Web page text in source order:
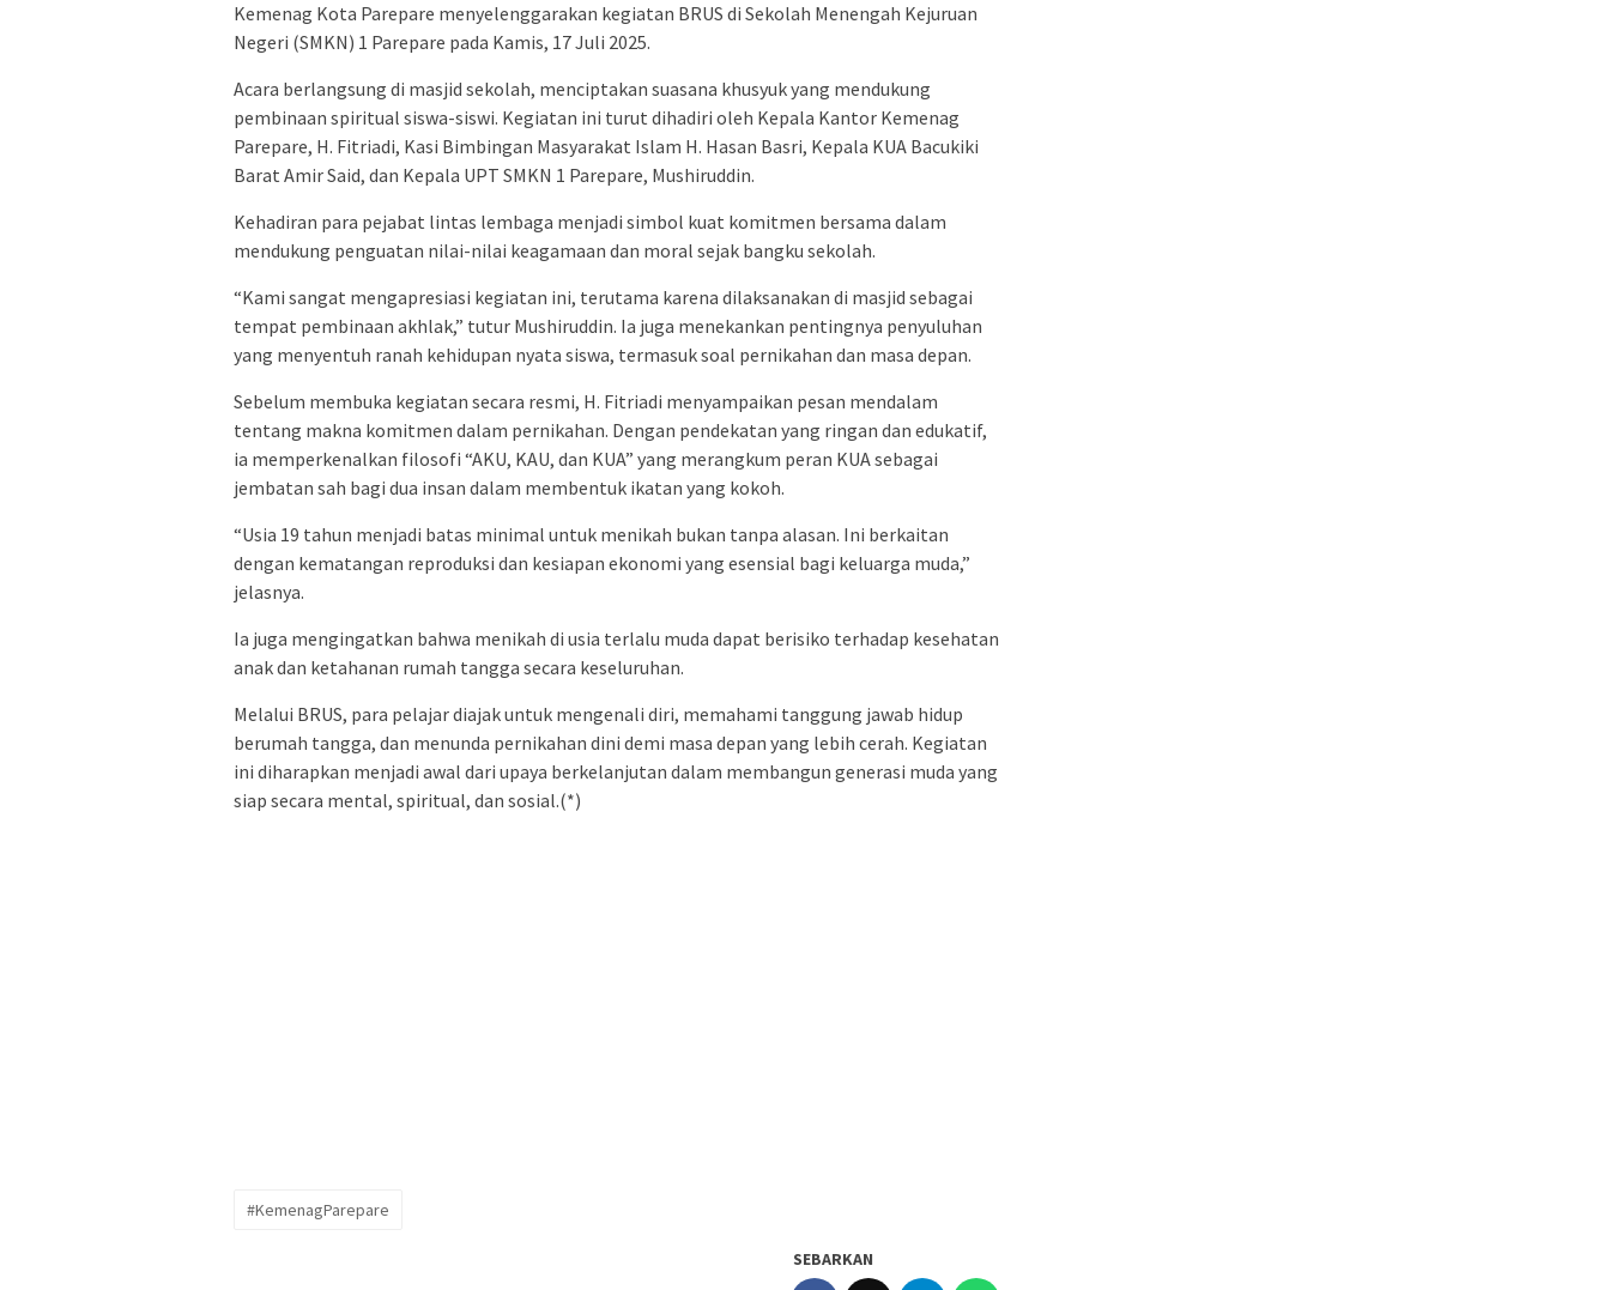
Kemenag Kota Parepare menyelenggarakan kegiatan BRUS di Sekolah Menengah Kejuruan
Negeri (SMKN) 1 Parepare pada Kamis, 17 Juli 2025.
Acara berlangsung di masjid sekolah, menciptakan suasana khusyuk yang mendukung
pembinaan spiritual siswa-siswi. Kegiatan ini turut dihadiri oleh Kepala Kantor Kemenag
Parepare, H. Fitriadi, Kasi Bimbingan Masyarakat Islam H. Hasan Basri, Kepala KUA Bacukiki
Barat Amir Said, dan Kepala UPT SMKN 1 Parepare, Mushiruddin.
Kehadiran para pejabat lintas lembaga menjadi simbol kuat komitmen bersama dalam
mendukung penguatan nilai-nilai keagamaan dan moral sejak bangku sekolah.
“Kami sangat mengapresiasi kegiatan ini, terutama karena dilaksanakan di masjid sebagai
tempat pembinaan akhlak,” tutur Mushiruddin. Ia juga menekankan pentingnya penyuluhan
yang menyentuh ranah kehidupan nyata siswa, termasuk soal pernikahan dan masa depan.
Sebelum membuka kegiatan secara resmi, H. Fitriadi menyampaikan pesan mendalam
tentang makna komitmen dalam pernikahan. Dengan pendekatan yang ringan dan edukatif,
ia memperkenalkan filosofi “AKU, KAU, dan KUA” yang merangkum peran KUA sebagai
jembatan sah bagi dua insan dalam membentuk ikatan yang kokoh.
“Usia 19 tahun menjadi batas minimal untuk menikah bukan tanpa alasan. Ini berkaitan
dengan kematangan reproduksi dan kesiapan ekonomi yang esensial bagi keluarga muda,”
jelasnya.
Ia juga mengingatkan bahwa menikah di usia terlalu muda dapat berisiko terhadap kesehatan
anak dan ketahanan rumah tangga secara keseluruhan.
Melalui BRUS, para pelajar diajak untuk mengenali diri, memahami tanggung jawab hidup
berumah tangga, dan menunda pernikahan dini demi masa depan yang lebih cerah. Kegiatan
ini diharapkan menjadi awal dari upaya berkelanjutan dalam membangun generasi muda yang
siap secara mental, spiritual, dan sosial.(*)
#KemenagParepare
SEBARKAN